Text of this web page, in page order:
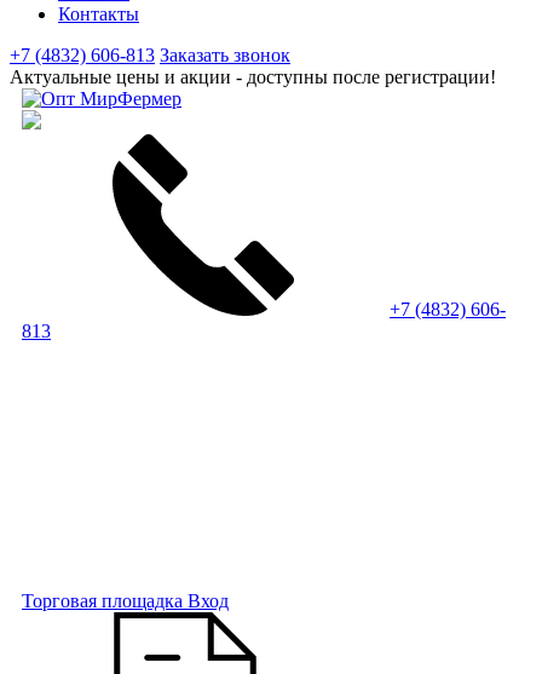
Контакты
+7 (4832) 606-813 Заказать звонок
Актуальные цены и акции - доступны после регистрации!
+7 (4832) 606-
813
Торговая площадка Вход